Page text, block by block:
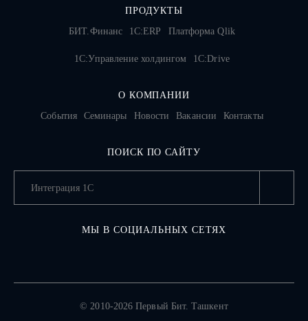
ПРОДУКТЫ
БИТ.Финанс
1С:ERP Платформа Qlik
1С:Управление холдингом 1C:Drive
О КОМПАНИИ
События
Семинары Новости Вакансии Контакты
ПОИСК ПО САЙТУ
МЫ В СОЦИАЛЬНЫХ СЕТЯХ
© 2010-2026 Первый Бит. Ташкент